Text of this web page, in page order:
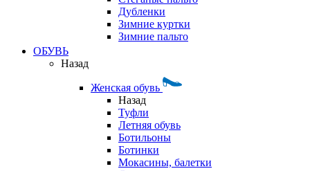
Дубленки
Зимние куртки
Зимние пальто
ОБУВЬ
Назад
Женская обувь
Назад
Туфли
Летняя обувь
Ботильоны
Ботинки
Мокасины, балетки